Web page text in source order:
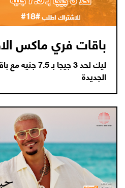
باقات فري ماكس
ليك لحد 3 جيجا
الجديدة